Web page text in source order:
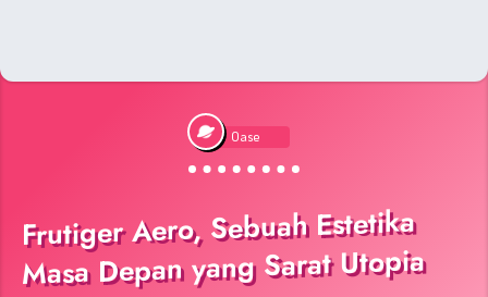
Oase
Frutiger Aero, Sebuah Estetika
Masa Depan yang Sarat Utopia